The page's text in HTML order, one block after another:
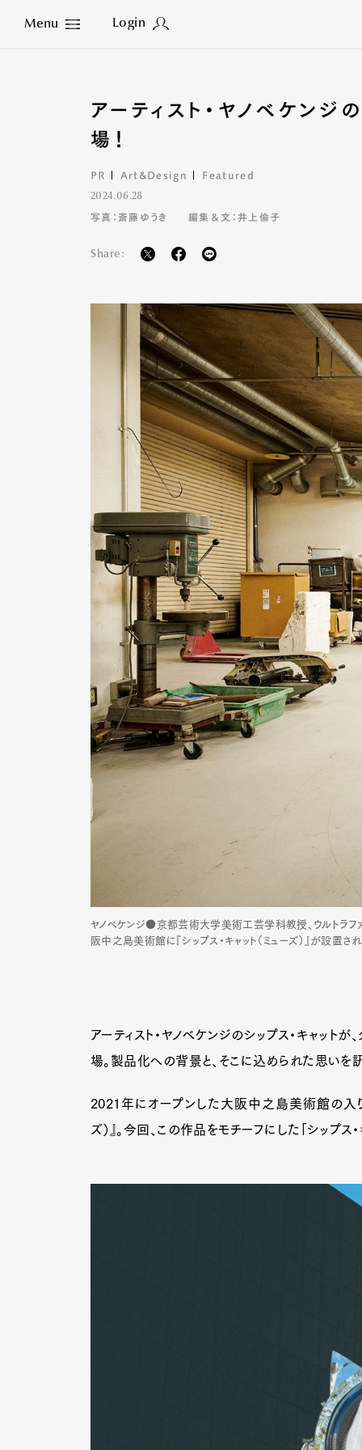
Menu Login
Close
アーティスト・ヤノベケンジ
場！
PR Art&Design Featured
2024.06.28
写真：斎藤ゆうき 編集＆文：井上倫子
Share:
ヤノベケンジ●京都芸術大学美術工芸学科教授、ウルトラフ
阪中之島美術館に『シップス・キャット（ミューズ）』が設置され
アーティスト・ヤノベケンジのシップス・キャット
場。製品化への背景と、そこに込められた思いを
2021年にオープンした大阪中之島美術館の入り
ズ）』。今回、この作品をモチーフにした「シップス